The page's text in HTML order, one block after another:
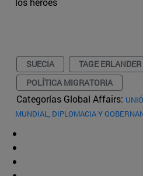
SUECIA TAGE ERLANDER
POLÍTICA MIGRATORIA
Categorías Global Affairs:
MUNDIAL, DIPLOMACIA Y